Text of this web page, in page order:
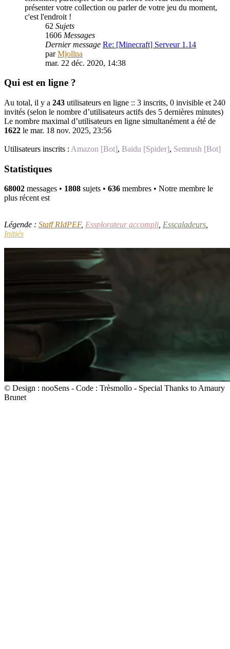
présenter votre collection ou parler de votre jeu du moment,
c'est l'endroit !
62 Sujets
1606 Messages
Dernier message Re: [Minecraft] Serveur 1.14
parMjollna
mar. 22 déc. 2020, 14:38
Qui est en ligne ?
Au total, il y a 243 utilisateurs en ligne :: 3 inscrits, 0 invisible et 240
invités (selon le nombre d’utilisateurs actifs des 5 dernières minutes)
Le nombre maximal d’utilisateurs en ligne simultanément a été de
1622 le mar. 18 nov. 2025, 23:56
Utilisateurs inscrits : Amazon [Bot], Baidu [Spider], Semrush [Bot]
Statistiques
68002 messages • 1808 sujets • 636 membres • Notre membre le
plus récent est
Légende : Staff RIdPEF, Essplorateur accompli Esscaladeurs
Initiés
© Design : nooSens - Code : Trèsmollo - Special Thanks to Amaury
Brunet